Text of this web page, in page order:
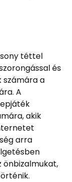
téttel
és
számára a
A
akik
arra
önbizalmukat,